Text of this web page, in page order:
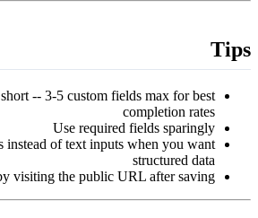
short -- 3-5 custom fields max for best
completion rates
Use required fields sparingly
instead of text inputs when you want
structured data
by visiting the public URL after saving